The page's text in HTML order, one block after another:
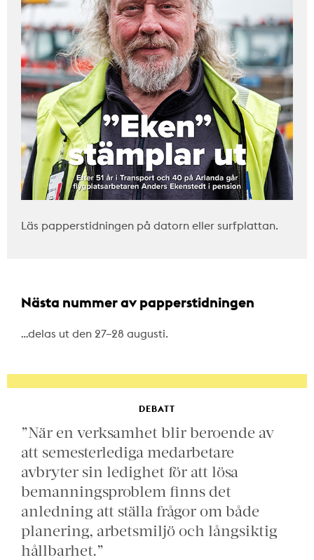
Läs papperstidningen på datorn eller surfplattan.
Nästa nummer av papperstidningen
…delas ut den 27–28 augusti.
DEBATT
”När en verksamhet blir beroende av
att semesterlediga medarbetare
avbryter sin ledighet för att lösa
bemanningsproblem finns det
anledning att ställa frågor om både
planering, arbetsmiljö och långsiktig
hållbarhet.”